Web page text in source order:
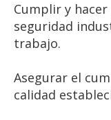
Cumplir y
seguridad
trabajo.
Asegurar el
calidad